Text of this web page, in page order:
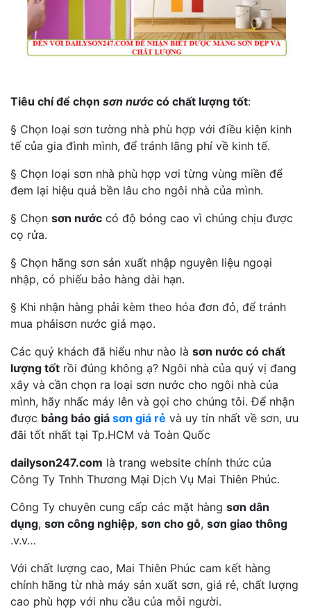
Tiêu chí để chọn sơn nước có chất lượng tốt:
§ Chọn loại sơn tường nhà phù hợp với điều kiện kinh
tế của gia đình mình, để tránh lãng phí về kinh tế.
§ Chọn loại sơn nhà phù hợp vơi từng vùng miền để
đem lại hiệu quả bền lâu cho ngôi nhà của mình.
§ Chọn sơn nước có độ bóng cao vì chúng chịu được
cọ rửa.
§ Chọn hãng sơn sản xuất nhập nguyên liệu ngoại
nhập, có phiếu bảo hàng dài hạn.
§ Khi nhận hàng phải kèm theo hóa đơn đỏ, để tránh
mua phảisơn nước giả mạo.
Các quý khách đã hiểu như nào là sơn nước có chất
lượng tốt rồi đúng không ạ? Ngôi nhà của quý vị đang
xây và cần chọn ra loại sơn nước cho ngôi nhà của
mình, hãy nhấc máy lên và gọi cho chúng tôi. Để nhận
được bảng báo giá sơn giá rẻ và uy tín nhất về sơn, ưu
đãi tốt nhất tại Tp.HCM và Toàn Quốc
dailyson247.com là trang website chính thức của
Công Ty Tnhh Thương Mại Dịch Vụ Mai Thiên Phúc.
Công Ty chuyên cung cấp các mặt hàng sơn dân
dụng, sơn công nghiệp, sơn cho gỗ, sơn giao thông
.v.v…
Với chất lượng cao, Mai Thiên Phúc cam kết hàng
chính hãng từ nhà máy sản xuất sơn, giá rẻ, chất lượng
cao phù hợp với nhu cầu của mỗi người.